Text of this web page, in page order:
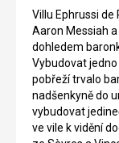
Villu Ephrussi de
Aaron Messiah
dohledem
Vybudovat jedno
pobřeží trvalo
nadšenkyně do
vybudovat
ve vile k vidění
Croix
přehradní
nádrž
zadržující
druhé
největší
množství
břehy
Azurového
pobřeží.
Atmosféra
místních
uliček